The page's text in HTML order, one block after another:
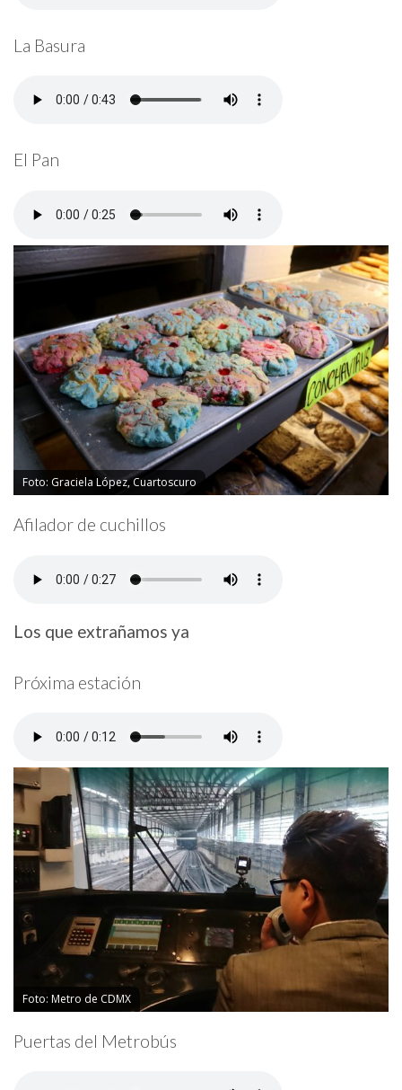
La Basura
El Pan
Foto: Graciela López, Cuartoscuro
Afilador de cuchillos
Los que extrañamos ya
Próxima estación
Foto: Metro de CDMX
Puertas del Metrobús